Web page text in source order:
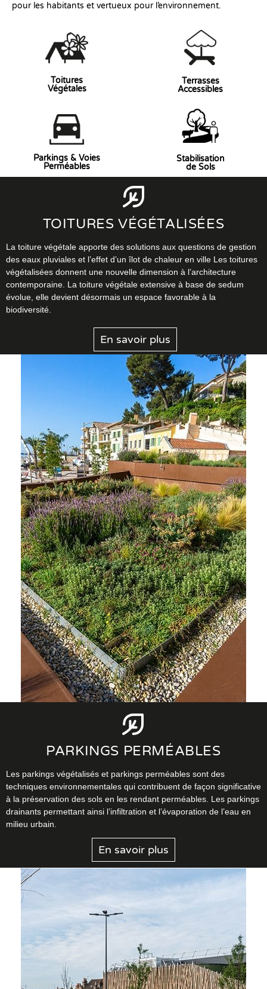
pour les habitants et vertueux pour l’environnement.
Toitures
Végétales
Terrasses
Accessibles
Parkings & Voies
Perméables
Stabilisation
de Sols
TOITURES VÉGÉTALISÉES
La toiture végétale apporte des solutions aux questions de gestion
des eaux pluviales et l’effet d’un îlot de chaleur en ville Les toitures
végétalisées donnent une nouvelle dimension à l’architecture
contemporaine. La toiture végétale extensive à base de sedum
évolue, elle devient désormais un espace favorable à la
biodiversité.
En savoir plus
PARKINGS PERMÉABLES
Les parkings végétalisés et parkings perméables sont des
techniques environnementales qui contribuent de façon significative
à la préservation des sols en les rendant perméables. Les parkings
drainants permettant ainsi l’infiltration et l’évaporation de l’eau en
milieu urbain.
En savoir plus